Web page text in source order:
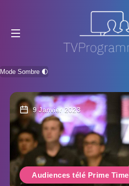
Mode Sombre 🌓
9 Janvier 2023
Audiences télé Prime Time